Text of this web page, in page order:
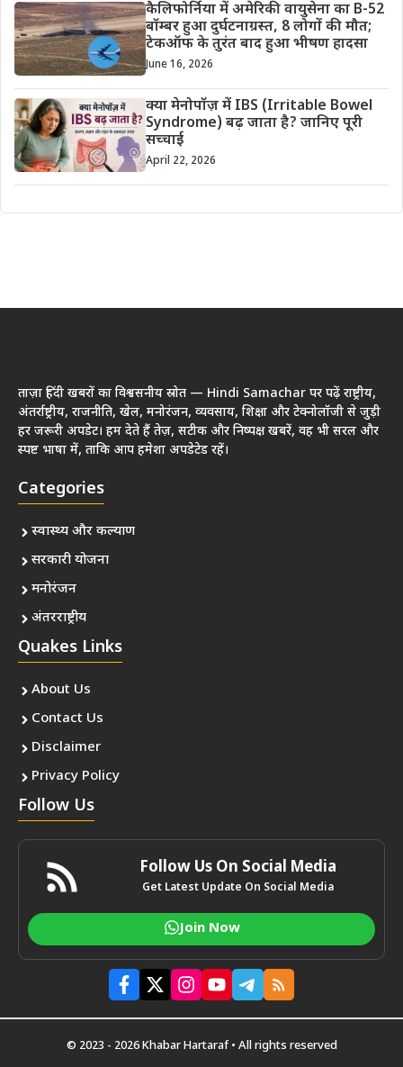
कैलिफोर्निया में अमेरिकी वायुसेना का B-52
बॉम्बर हुआ दुर्घटनाग्रस्त, 8 लोगों की मौत;
टेकऑफ के तुरंत बाद हुआ भीषण हादसा
June 16, 2026
क्या मेनोपॉज़ में IBS (Irritable Bowel
Syndrome) बढ़ जाता है? जानिए पूरी
सच्चाई
April 22, 2026
ताज़ा हिंदी खबरों का विश्वसनीय स्रोत — Hindi Samachar पर पढ़ें राष्ट्रीय,
अंतर्राष्ट्रीय, राजनीति, खेल, मनोरंजन, व्यवसाय, शिक्षा और टेक्नोलॉजी से जुड़ी
हर जरूरी अपडेट। हम देते हैं तेज़, सटीक और निष्पक्ष खबरें, वह भी सरल और
स्पष्ट भाषा में, ताकि आप हमेशा अपडेटेड रहें।
Categories
स्वास्थ्य और कल्याण
सरकारी योजना
मनोरंजन
अंतरराष्ट्रीय
Quakes Links
About Us
Contact Us
Disclaimer
Privacy Policy
Follow Us
Follow Us On Social Media
Get Latest Update On Social Media
Join Now
© 2023 - 2026 Khabar Hartaraf • All rights reserved